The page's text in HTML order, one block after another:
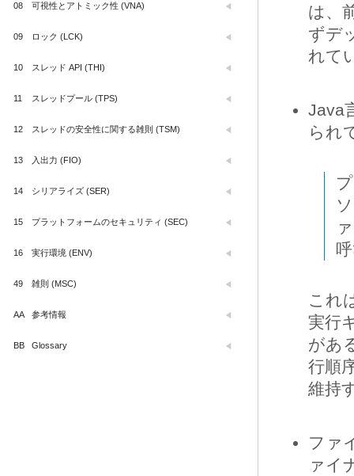
は、
ずデ
れて
Java
られ
これ
実行
があ
行順
維持
ファ
ァイ
08 可視性とアトミック性 (VNA)
09 ロック (LCK)
10 スレッド API (THI)
11 スレッドプール (TPS)
12 スレッドの安全性に関する雑則 (TSM)
13 入出力 (FIO)
14 シリアライズ (SER)
15 プラットフォームのセキュリティ (SEC)
16 実行環境 (ENV)
49 雑則 (MSC)
AA 参考情報
BB Glossary